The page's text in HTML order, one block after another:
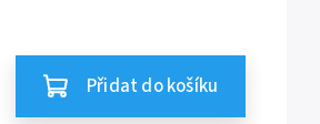
Přidat do košíku